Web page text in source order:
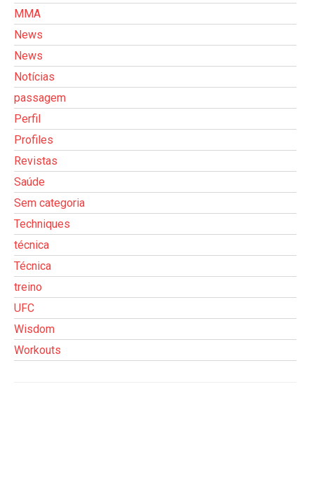
MMA
News
News
Notícias
passagem
Perfil
Profiles
Revistas
Saúde
Sem categoria
Techniques
técnica
Técnica
treino
UFC
Wisdom
Workouts